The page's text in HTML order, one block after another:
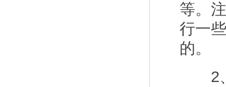
等。
行一
的。
2、